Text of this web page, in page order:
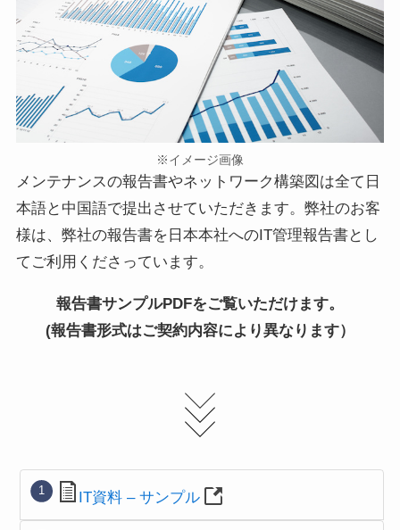
※イメージ画像
メンテナンスの報告書やネットワーク構築図は全て日
本語と中国語で提出させていただきます。弊社のお客
様は、弊社の報告書を日本本社へのIT管理報告書とし
てご利用くださっています。
報告書サンプルPDFをご覧いただけます。
(報告書形式はご契約内容により異なります）
IT資料 – サンプル